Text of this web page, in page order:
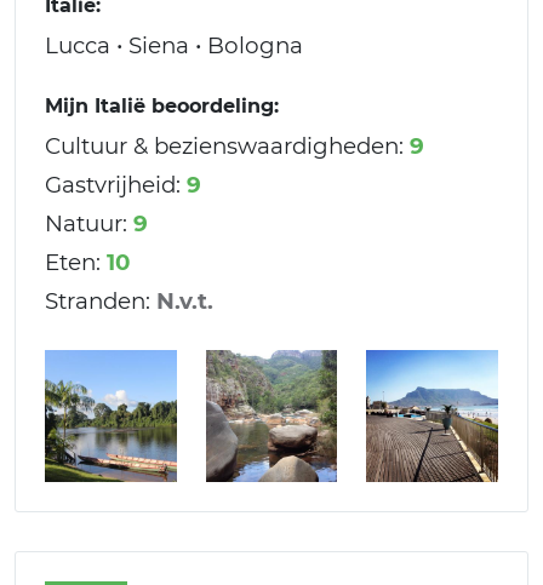
Italië:
Lucca • Siena • Bologna
Mijn Italië beoordeling:
Cultuur & bezienswaardigheden: 9
Gastvrijheid: 9
Natuur: 9
Eten: 10
Stranden: N.v.t.